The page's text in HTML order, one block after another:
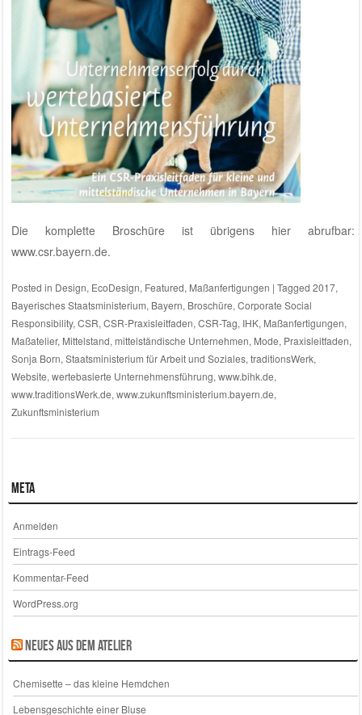
Die komplette Broschüre ist übrigens hier abrufbar:
www.csr.bayern.de.
Posted in Design, EcoDesign, Featured, Maßanfertigungen | Tagged 2017,
Bayerisches Staatsministerium, Bayern, Broschüre, Corporate Social
Responsibility, CSR, CSR-Praxisleitfaden, CSR-Tag, IHK, Maßanfertigungen,
Maßatelier, Mittelstand, mittelständische Unternehmen, Mode, Praxisleitfaden,
Sonja Born, Staatsministerium für Arbeit und Soziales, traditionsWerk,
Website, wertebasierte Unternehmensführung, www.bihk.de,
www.traditionsWerk.de, www.zukunftsministerium.bayern.de,
Zukunftsministerium
Meta
Anmelden
Eintrags-Feed
Kommentar-Feed
WordPress.org
Neues aus dem Atelier
Chemisette – das kleine Hemdchen
Lebensgeschichte einer Bluse